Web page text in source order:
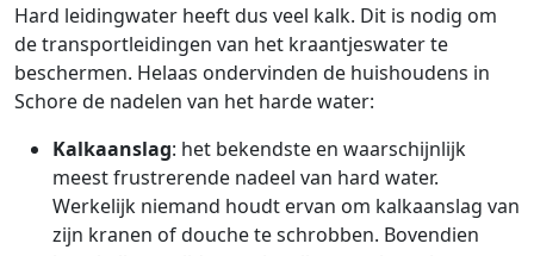
Hard leidingwater heeft dus veel kalk. Dit is nodig om
de transportleidingen van het kraantjeswater te
beschermen. Helaas ondervinden de huishoudens in
Schore de nadelen van het harde water:
Kalkaanslag: het bekendste en waarschijnlijk
meest frustrerende nadeel van hard water.
Werkelijk niemand houdt ervan om kalkaanslag van
zijn kranen of douche te schrobben. Bovendien